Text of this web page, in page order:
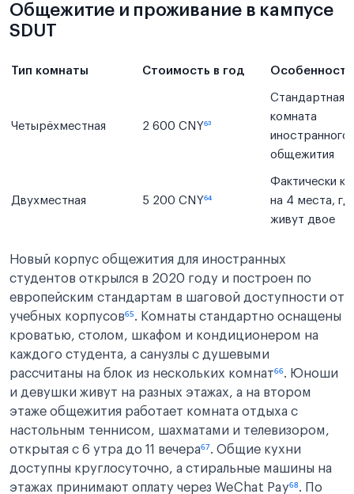
Общежитие и проживание в кампусе
SDUT
Тип комнаты Стоимость в год Особенности
Четырёхместная 2 600 CNY⁶³
Стандартная
комната
иностранного
общежития
Двухместная 5 200 CNY⁶⁴
Фактически
на 4 места,
живут двое
Новый корпус общежития для иностранных
студентов открылся в 2020 году и построен по
европейским стандартам в шаговой доступности от
учебных корпусов⁶⁵. Комнаты стандартно оснащены
кроватью, столом, шкафом и кондиционером на
каждого студента, а санузлы с душевыми
рассчитаны на блок из нескольких комнат⁶⁶. Юноши
и девушки живут на разных этажах, а на втором
этаже общежития работает комната отдыха с
настольным теннисом, шахматами и телевизором,
открытая с 6 утра до 11 вечера⁶⁷. Общие кухни
доступны круглосуточно, а стиральные машины на
этажах принимают оплату через WeChat Pay⁶⁸. По